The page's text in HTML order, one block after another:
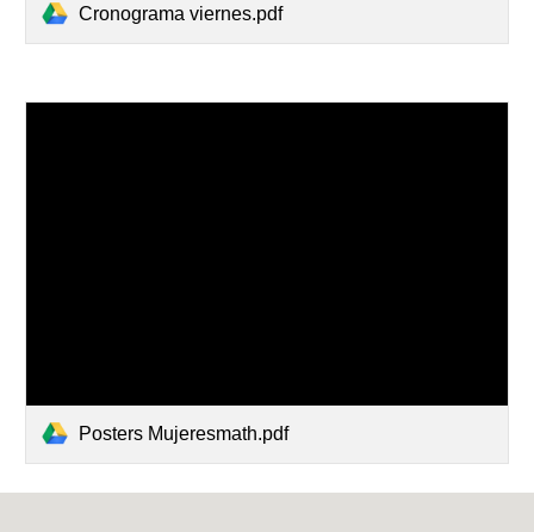
Cronograma viernes.pdf
Posters Mujeresmath.pdf